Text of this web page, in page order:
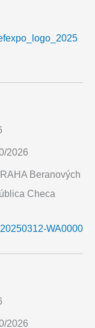
2026
Beranových
Checa
2026